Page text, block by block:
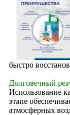
быстро
Долговечный
Использование
этапе
атмосферных